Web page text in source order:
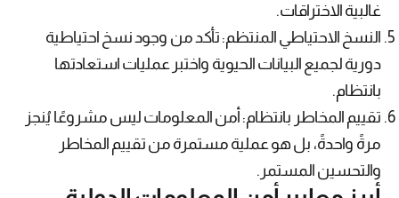
غالبية الاختراقات.
النسخ الاحتياطي المنتظم: تأكد من وجود نسخ احتياطية
دورية لجميع البيانات الحيوية واختبر عمليات استعادتها
بانتظام.
تقييم المخاطر بانتظام: أمن المعلومات ليس مشروعًا يُنجز
مرةً واحدةً، بل هو عملية مستمرة من تقييم المخاطر
والتحسين المستمر.